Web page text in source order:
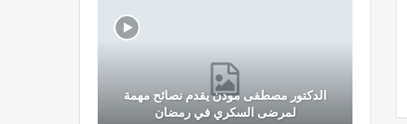
الدكتور مصطفى مودن يقدم نصائح مهمة
لمرضى السكري في رمضان